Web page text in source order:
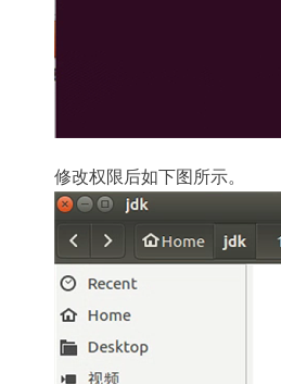
修改权限后如下图所示。